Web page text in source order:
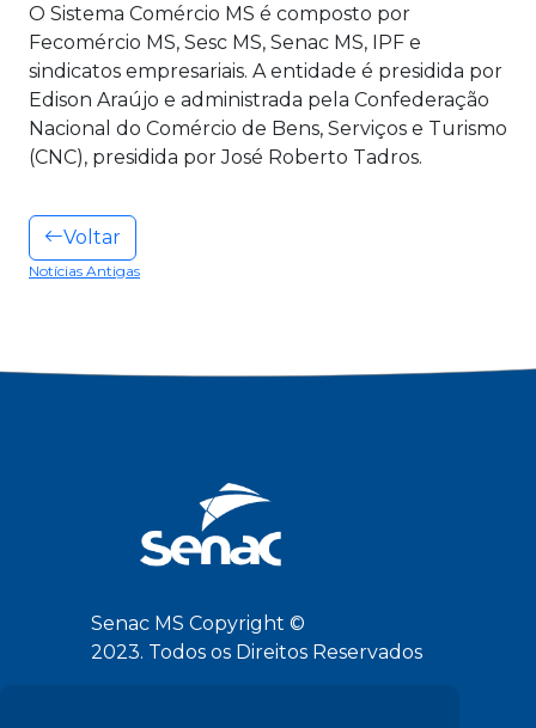
O Sistema Comércio MS é composto por
Fecomércio MS, Sesc MS, Senac MS, IPF e
sindicatos empresariais. A entidade é presidida por
Edison Araújo e administrada pela Confederação
Nacional do Comércio de Bens, Serviços e Turismo
(CNC), presidida por José Roberto Tadros.
Voltar
Notícias Antigas
Senac MS Copyright ©
2023. Todos os Direitos Reservados